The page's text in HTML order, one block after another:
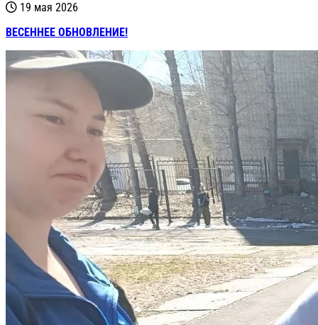
19 мая 2026
ВЕСЕННЕЕ ОБНОВЛЕНИЕ!